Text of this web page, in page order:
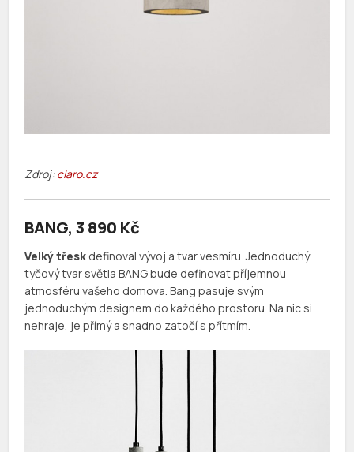
Zdroj:claro.cz
BANG, 3 890 Kč
Velký třesk definoval vývoj a tvar vesmíru. Jednoduchý
tyčový tvar světla BANG bude definovat příjemnou
atmosféru vašeho domova. Bang pasuje svým
jednoduchým designem do každého prostoru. Na nic si
nehraje, je přímý a snadno zatočí s přítmím.